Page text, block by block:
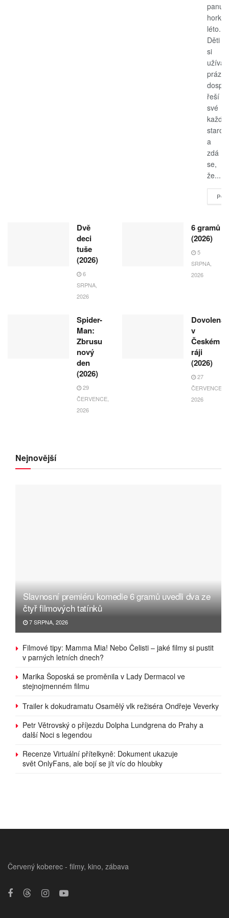
panuje
horké
léto.
Děti
si
užívají
řeší
své
a
zdá
se,
že...
Dvě
deci
tuše
(2026)
6
SRPNA,
2026
6 gramů
(2026)
5
SRPNA,
2026
Spider-
Man:
Zbrusu
nový
den
(2026)
29
ČERVENCE,
2026
Dovolená
v
Českém
ráji
(2026)
27
ČERVENCE,
2026
Nejnovější
Slavnosní premiéru komedie 6 gramů uvedli dva ze
čtyř filmových tatínků
7 SRPNA, 2026
Filmové tipy: Mamma Mia! Nebo Čelisti – jaké filmy si pustit
v parných letních dnech?
Marika Šoposká se proměnila v Lady Dermacol ve
stejnojmenném filmu
Trailer k dokudramatu Osamělý vlk režiséra Ondřeje Veverky
Petr Větrovský o příjezdu Dolpha Lundgrena do Prahy a
další Noci s legendou
Recenze Virtuální přítelkyně: Dokument ukazuje
svět OnlyFans, ale bojí se jít víc do hloubky
Červený koberec - filmy, kino, zábava